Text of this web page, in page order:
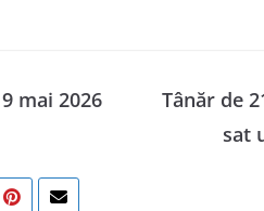
mai 2026
Tânăr de
sat